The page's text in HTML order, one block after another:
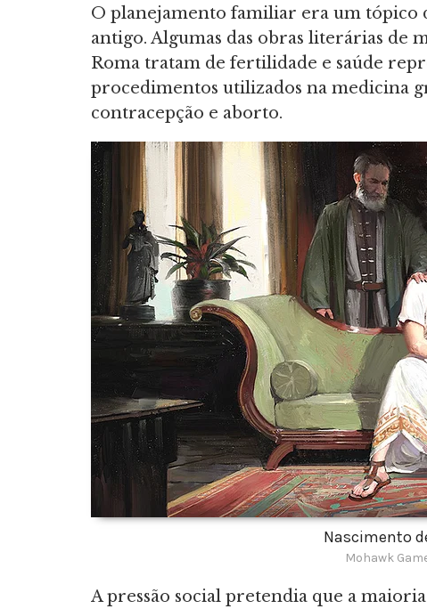
O planejamento familiar era um
antigo. Algumas das obras literárias de
Roma tratam de fertilidade e saúde
procedimentos utilizados na medicina
contracepção e aborto.
Nascimento
Mohawk
A pressão social pretendia que a maioria